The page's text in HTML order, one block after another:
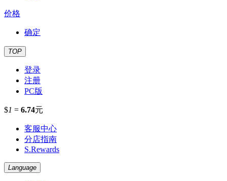
价格
确定
TOP
登录
注册
PC版
$1 = 6.74元
客服中心
分店指南
S.Rewards
Language